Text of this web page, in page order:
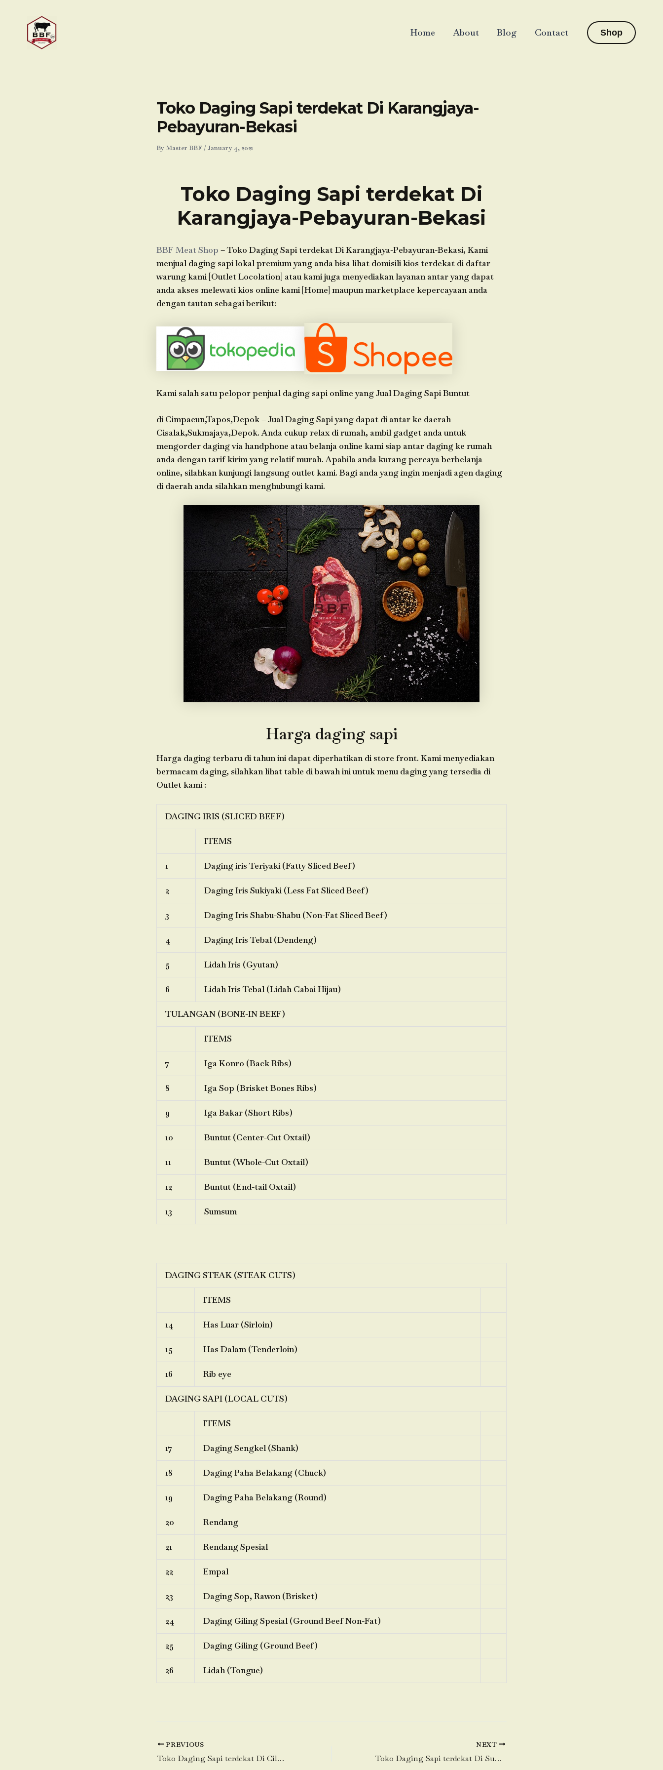
Home About Blog Contact Shop
Toko Daging Sapi terdekat Di Karangjaya-
Pebayuran-Bekasi
By Master BBF /January 4, 2021
Toko Daging Sapi terdekat Di
Karangjaya-Pebayuran-Bekasi
BBF Meat Shop – Toko Daging Sapi terdekat Di Karangjaya-Pebayuran-Bekasi, Kami
menjual daging sapi lokal premium yang anda bisa lihat domisili kios terdekat di daftar
warung kami [Outlet Locolation] atau kami juga menyediakan layanan antar yang dapat
anda akses melewati kios online kami [Home] maupun marketplace kepercayaan anda
dengan tautan sebagai berikut:
Kami salah satu pelopor penjual daging sapi online yang Jual Daging Sapi Buntut
di Cimpaeun,Tapos,Depok – Jual Daging Sapi yang dapat di antar ke daerah
Cisalak,Sukmajaya,Depok. Anda cukup relax di rumah, ambil gadget anda untuk
mengorder daging via handphone atau belanja online kami siap antar daging ke rumah
anda dengan tarif kirim yang relatif murah. Apabila anda kurang percaya berbelanja
online, silahkan kunjungi langsung outlet kami. Bagi anda yang ingin menjadi agen daging
di daerah anda silahkan menghubungi kami.
Harga daging sapi
Harga daging terbaru di tahun ini dapat diperhatikan di store front. Kami menyediakan
bermacam daging, silahkan lihat table di bawah ini untuk menu daging yang tersedia di
Outlet kami :
DAGING IRIS (SLICED BEEF)
ITEMS
1 Daging iris Teriyaki (Fatty Sliced Beef)
2 Daging Iris Sukiyaki (Less Fat Sliced Beef)
3 Daging Iris Shabu-Shabu (Non-Fat Sliced Beef)
4 Daging Iris Tebal (Dendeng)
5 Lidah Iris (Gyutan)
6 Lidah Iris Tebal (Lidah Cabai Hijau)
TULANGAN (BONE-IN BEEF)
ITEMS
7 Iga Konro (Back Ribs)
8 Iga Sop (Brisket Bones Ribs)
9 Iga Bakar (Short Ribs)
10 Buntut (Center-Cut Oxtail)
11 Buntut (Whole-Cut Oxtail)
12 Buntut (End-tail Oxtail)
13 Sumsum
DAGING STEAK (STEAK CUTS)
ITEMS
14 Has Luar (Sirloin)
15 Has Dalam (Tenderloin)
16 Rib eye
DAGING SAPI (LOCAL CUTS)
ITEMS
17 Daging Sengkel (Shank)
18 Daging Paha Belakang (Chuck)
19 Daging Paha Belakang (Round)
20 Rendang
21 Rendang Spesial
22 Empal
23 Daging Sop, Rawon (Brisket)
24 Daging Giling Spesial (Ground Beef Non-Fat)
25 Daging Giling (Ground Beef)
26 Lidah (Tongue)
PREVIOUS
Toko Daging Sapi terdekat Di Cilangkara-Serang Baru-Bekasi
NEXT
Toko Daging Sapi terdekat Di Sukalaksana-Sukakarya-Bekasi